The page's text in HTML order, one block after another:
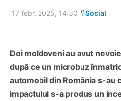
17 febr. 2025, 14:30 #Social
Doi moldoveni au avut
după ce un microbuz
automobil din România s-au
impactului s-a produs un